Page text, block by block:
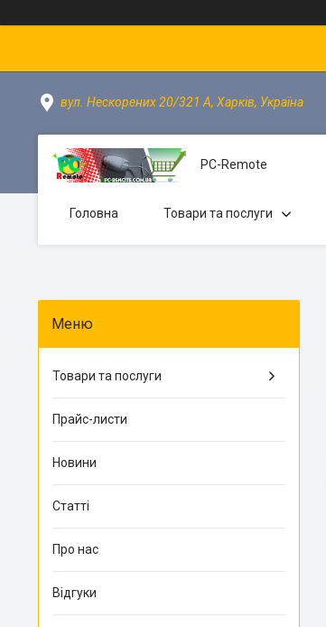
вул. Нескорених 20/321 А, Харків, Україна
PC-Remote
Головна Товари та послуги
Товари та послуги
Прайс-листи
Новини
Статті
Про нас
Відгуки